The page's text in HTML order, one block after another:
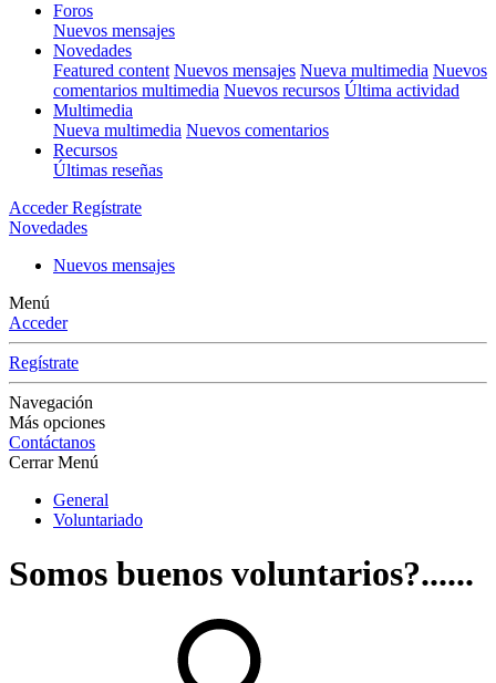
Foros
Nuevos mensajes
Novedades
Featured content Nuevos mensajes Nueva multimedia Nuevos
comentarios multimedia Nuevos recursos Última actividad
Multimedia
Nueva multimedia Nuevos comentarios
Recursos
Últimas reseñas
Acceder Regístrate
Novedades
Nuevos mensajes
Menú
Acceder
Regístrate
Navegación
Más opciones
Contáctanos
Cerrar Menú
General
Voluntariado
Somos buenos voluntarios?......